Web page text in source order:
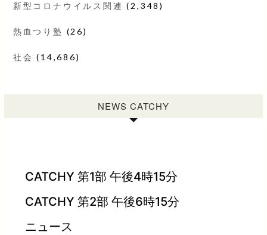
新型コロナウイルス関連 (2,348)
熱血つり塾 (26)
社会 (14,686)
NEWS CATCHY
CATCHY 第1部 午後4時15分
CATCHY 第2部 午後6時15分
ニュース